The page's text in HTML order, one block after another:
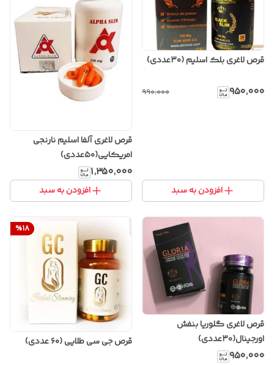
قرص لاغری بلک اسلیم (۳۰عددی)
۹۵۰٬۰۰۰ ۹۹۰٬۰۰۰
افزودن به سبد
قرص لاغری آلفا اسلیم نارنجی
امریکایی(۵۰عددی)
۱٬۳۵۰٬۰۰۰
افزودن به سبد
قرص لاغری گلوریا بنفش
اورجینال(۳۰عددی)
۹۵۰٬۰۰۰
%18
قرص جی سی طلایی (۶۰ عددی)